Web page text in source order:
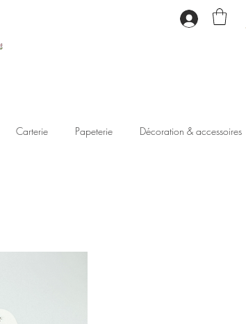
Carterie Papeterie Décoration & accessoires